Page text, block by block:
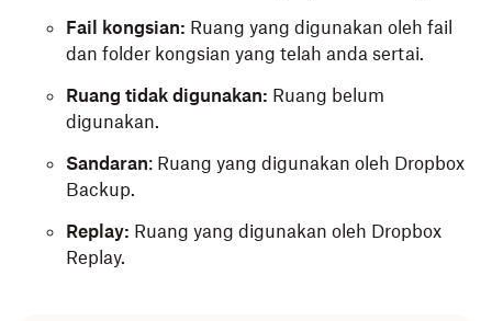
Fail kongsian: Ruang yang digunakan oleh fail
dan folder kongsian yang telah anda sertai.
Ruang tidak digunakan: Ruang belum
digunakan.
Sandaran: Ruang yang digunakan oleh Dropbox
Backup.
Replay: Ruang yang digunakan oleh Dropbox
Replay.